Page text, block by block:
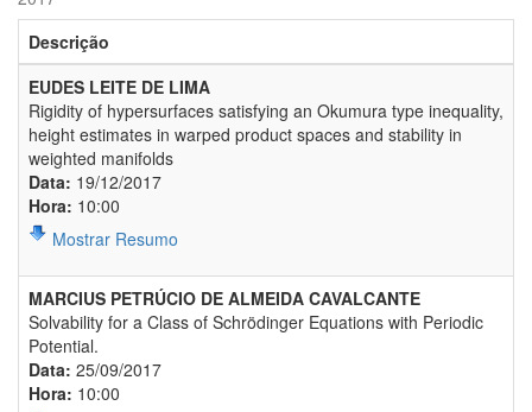
Descrição
EUDES LEITE DE LIMA
Rigidity of hypersurfaces satisfying an Okumura type inequality,
height estimates in warped product spaces and stability in
weighted manifolds
Data: 19/12/2017
Hora: 10:00
Mostrar Resumo
MARCIUS PETRÚCIO DE ALMEIDA CAVALCANTE
Solvability for a Class of Schrödinger Equations with Periodic
Potential.
Data: 25/09/2017
Hora: 10:00